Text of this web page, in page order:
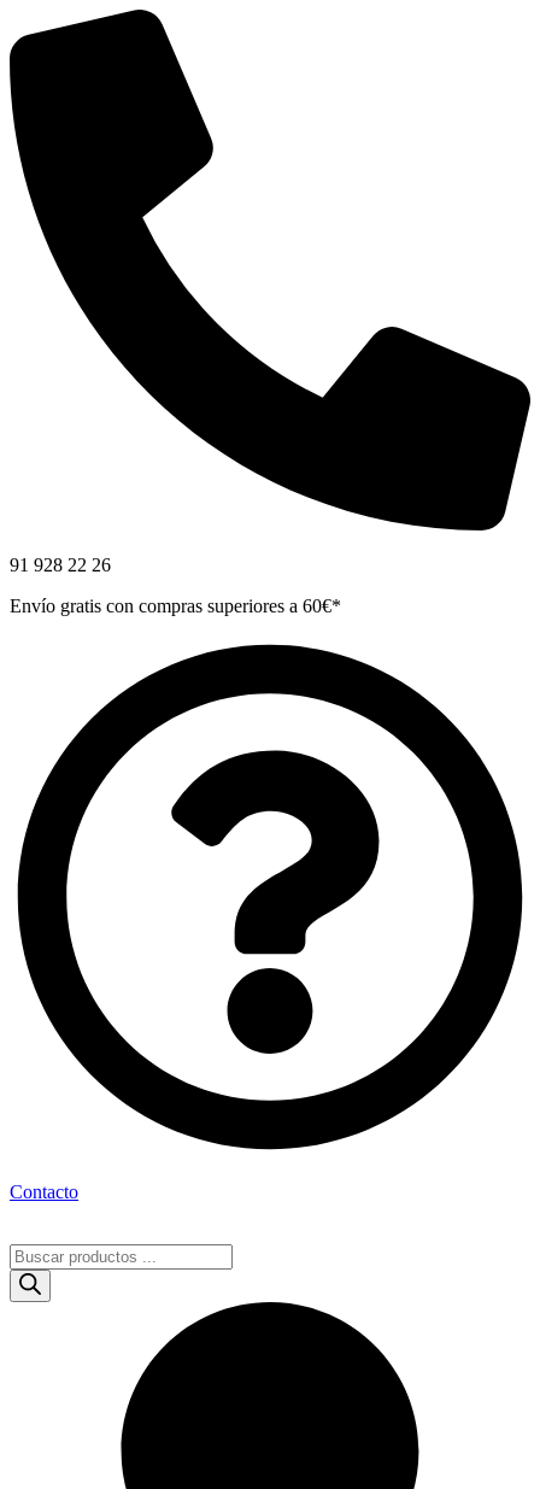
91 928 22 26
Envío gratis con compras superiores a 60€*
Contacto
Búsqueda
de
productos